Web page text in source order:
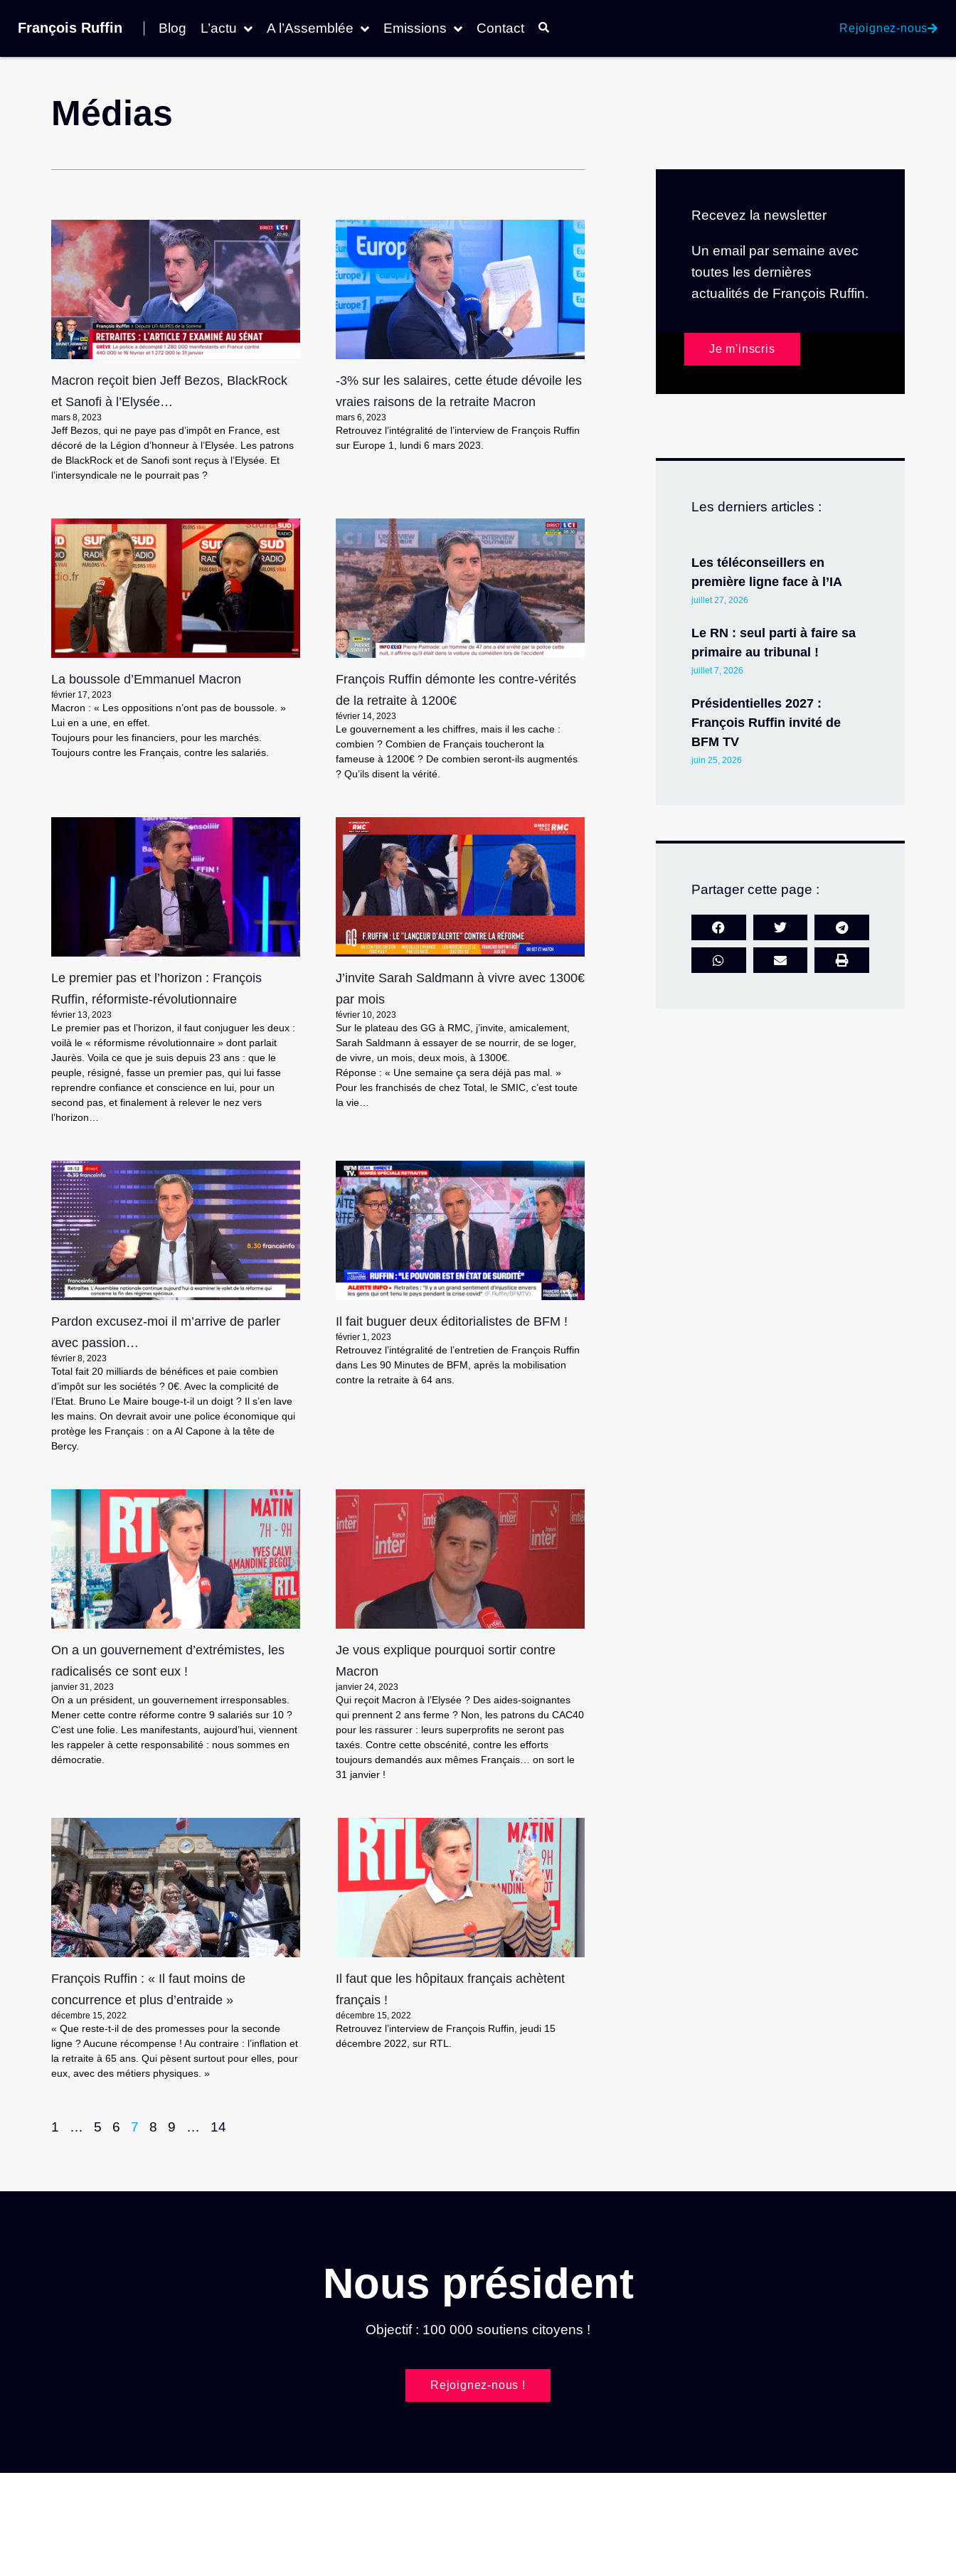
François Ruffin Blog L’actu A l’Assemblée Emissions Contact Rejoignez-nous
Médias
Macron reçoit bien Jeff Bezos, BlackRock
et Sanofi à l’Elysée…
mars 8, 2023
Jeff Bezos, qui ne paye pas d’impôt en France, est
décoré de la Légion d’honneur à l’Elysée. Les patrons
de BlackRock et de Sanofi sont reçus à l’Elysée. Et
l’intersyndicale ne le pourrait pas ?
-3% sur les salaires, cette étude dévoile les
vraies raisons de la retraite Macron
mars 6, 2023
Retrouvez l’intégralité de l’interview de François Ruffin
sur Europe 1, lundi 6 mars 2023.
La boussole d’Emmanuel Macron
février 17, 2023
Macron : « Les oppositions n’ont pas de boussole. »
Lui en a une, en effet.
Toujours pour les financiers, pour les marchés.
Toujours contre les Français, contre les salariés.
François Ruffin démonte les contre-vérités
de la retraite à 1200€
février 14, 2023
Le gouvernement a les chiffres, mais il les cache :
combien ? Combien de Français toucheront la
fameuse à 1200€ ? De combien seront-ils augmentés
? Qu’ils disent la vérité.
Le premier pas et l’horizon : François
Ruffin, réformiste-révolutionnaire
février 13, 2023
Le premier pas et l’horizon, il faut conjuguer les deux :
voilà le « réformisme révolutionnaire » dont parlait
Jaurès. Voila ce que je suis depuis 23 ans : que le
peuple, résigné, fasse un premier pas, qui lui fasse
reprendre confiance et conscience en lui, pour un
second pas, et finalement à relever le nez vers
l’horizon…
J’invite Sarah Saldmann à vivre avec 1300€
par mois
février 10, 2023
Sur le plateau des GG à RMC, j’invite, amicalement,
Sarah Saldmann à essayer de se nourrir, de se loger,
de vivre, un mois, deux mois, à 1300€.
Réponse : « Une semaine ça sera déjà pas mal. »
Pour les franchisés de chez Total, le SMIC, c’est toute
la vie…
Pardon excusez-moi il m’arrive de parler
avec passion…
février 8, 2023
Total fait 20 milliards de bénéfices et paie combien
d’impôt sur les sociétés ? 0€. Avec la complicité de
l’Etat. Bruno Le Maire bouge-t-il un doigt ? Il s’en lave
les mains. On devrait avoir une police économique qui
protège les Français : on a Al Capone à la tête de
Bercy.
Il fait buguer deux éditorialistes de BFM !
février 1, 2023
Retrouvez l’intégralité de l’entretien de François Ruffin
dans Les 90 Minutes de BFM, après la mobilisation
contre la retraite à 64 ans.
On a un gouvernement d’extrémistes, les
radicalisés ce sont eux !
janvier 31, 2023
On a un président, un gouvernement irresponsables.
Mener cette contre réforme contre 9 salariés sur 10 ?
C’est une folie. Les manifestants, aujourd’hui, viennent
les rappeler à cette responsabilité : nous sommes en
démocratie.
Je vous explique pourquoi sortir contre
Macron
janvier 24, 2023
Qui reçoit Macron à l’Elysée ? Des aides-soignantes
qui prennent 2 ans ferme ? Non, les patrons du CAC40
pour les rassurer : leurs superprofits ne seront pas
taxés. Contre cette obscénité, contre les efforts
toujours demandés aux mêmes Français… on sort le
31 janvier !
François Ruffin : « Il faut moins de
concurrence et plus d’entraide »
décembre 15, 2022
« Que reste-t-il de des promesses pour la seconde
ligne ? Aucune récompense ! Au contraire : l’inflation et
la retraite à 65 ans. Qui pèsent surtout pour elles, pour
eux, avec des métiers physiques. »
Il faut que les hôpitaux français achètent
français !
décembre 15, 2022
Retrouvez l’interview de François Ruffin, jeudi 15
décembre 2022, sur RTL.
1 … 5 6 7 8 9 … 14
Recevez la newsletter
Un email par semaine avec
toutes les dernières
actualités de François Ruffin.
Je m'inscris
Les derniers articles :
Les téléconseillers en
première ligne face à l’IA
juillet 27, 2026
Le RN : seul parti à faire sa
primaire au tribunal !
juillet 7, 2026
Présidentielles 2027 :
François Ruffin invité de
BFM TV
juin 25, 2026
Partager cette page :
Nous président
Objectif : 100 000 soutiens citoyens !
Rejoignez-nous !